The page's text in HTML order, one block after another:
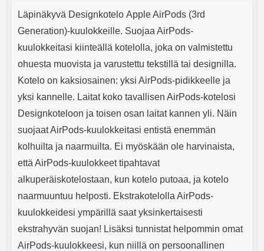
Max Output: USB: DC5V/3.0A
(15W) 9V/2.0A (18W) 12V/1.5
9V/2.22A (PD20W)
12V/1.67A(PD20W) Total Effekt:
20.W Max Johdon pituus: 1 metri
Väri: Valkoinen
Tuotekuvaus
Läpinäkyvä Designkotelo Apple AirPods (3rd
Generation)-kuulokkeille. Suojaa AirPods-
kuulokkeitasi kiinteällä kotelolla, joka on valmistettu
ohuesta muovista ja varustettu tekstillä tai designilla.
Kotelo on kaksiosainen: yksi AirPods-pidikkeelle ja
yksi kannelle. Laitat koko tavallisen AirPods-kotelosi
Designkoteloon ja toisen osan laitat kannen yli. Näin
suojaat AirPods-kuulokkeitasi entistä enemmän
kolhuilta ja naarmuilta. Ei myöskään ole harvinaista,
että AirPods-kuulokkeet tipahtavat
alkuperäiskotelostaan, kun kotelo putoaa, ja kotelo
naarmuuntuu helposti. Ekstrakotelolla AirPods-
kuulokkeidesi ympärillä saat yksinkertaisesti
ekstrahyvän suojan! Lisäksi tunnistat helpommin omat
AirPods-kuulokkeesi, kun niillä on persoonallinen